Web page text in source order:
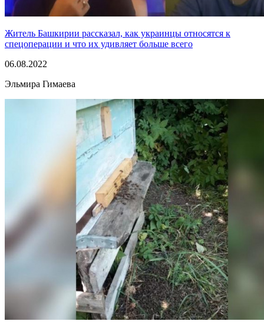
Житель Башкирии рассказал, как украинцы относятся к
спецоперации и что их удивляет больше всего
06.08.2022
Эльмира Гимаева